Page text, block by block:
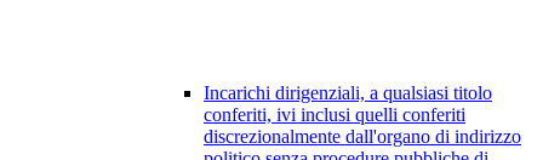
Incarichi dirigenziali, a qualsiasi titolo
conferiti, ivi inclusi quelli conferiti
discrezionalmente dall'organo di indirizzo